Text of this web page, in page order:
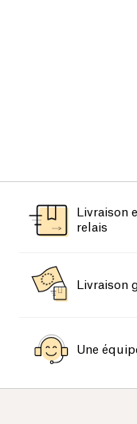
Livraison
relais
Livraison
Une